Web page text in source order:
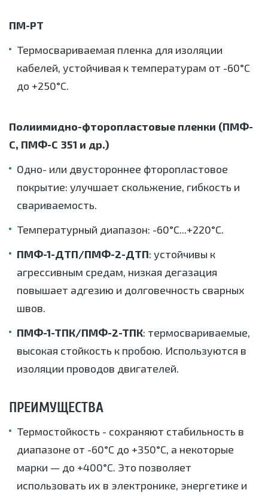
ПМ-РТ
Термосвариваемая пленка для изоляции
кабелей, устойчивая к температурам от -60°C
до +250°C.
Полиимидно-фторопластовые пленки (ПМФ-
С, ПМФ-С 351 и др.)
Одно- или двустороннее фторопластовое
покрытие: улучшает скольжение, гибкость и
свариваемость.
Температурный диапазон: -60°C...+220°C.
ПМФ-1-ДТП/ПМФ-2-ДТП: устойчивы к
агрессивным средам, низкая дегазация
повышает адгезию и долговечность сварных
швов.
ПМФ-1-ТПК/ПМФ-2-ТПК: термосвариваемые,
высокая стойкость к пробою. Используются в
изоляции проводов двигателей.
ПРЕИМУЩЕСТВА
Термостойкость - сохраняют стабильность в
диапазоне от -60°C до +350°C, а некоторые
марки — до +400°C. Это позволяет
использовать их в электронике, энергетике и